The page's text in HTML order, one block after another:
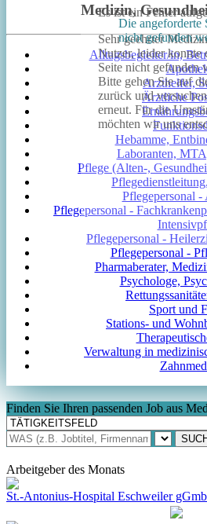
Medizin,
Alltagsbegleiter/in,
Arzthelfer,
Ärztliche
Hebamme,
Laboranten,
Pflege (Alten-,
Pflegepersonal -
Pflegepersonal -
Pflegepersonal -
Pflegepersonal -
Pharmaberater,
Psychologe,
Sport und
Stations- und
Verwaltung in
Die angeforderte
nicht gefunden
Es ist ein Fehler
Sehr geehrter
Nutzer, leider konnte
Seite nicht gefunden
Bitte gehen Sie auf
zurück und
erneut. Für die
möchten wir uns
Finden Sie Ihren passenden Job aus
Arbeitgeber des Monats
St.-Antonius-Hospital Eschweiler